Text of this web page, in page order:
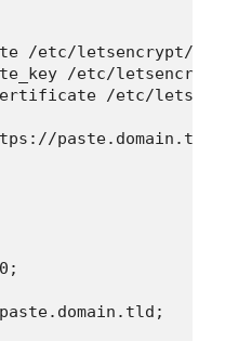
/etc/letsencrypt/
/etc/
/etc/